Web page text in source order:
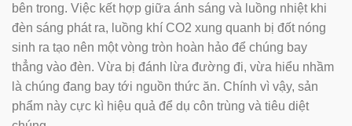
bên trong. Việc kết hợp giữa ánh sáng và luồng nhiệt khi
đèn sáng phát ra, luồng khí CO2 xung quanh bị đốt nóng
sinh ra tạo nên một vòng tròn hoàn hảo để chúng bay
thẳng vào đèn. Vừa bị đánh lừa đường đi, vừa hiểu nhầm
là chúng đang bay tới nguồn thức ăn. Chính vì vậy, sản
phẩm này cực kì hiệu quả để dụ côn trùng và tiêu diệt